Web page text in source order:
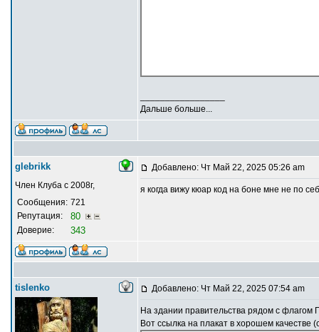
Дальше больше...
glebrikk
Член Клуба с 2008г,
Сообщения: 721
Репутация:
80
Доверие: 343
Добавлено: Чт Май 22, 2025 05:26 am
я когда вижу кюар код на боне мне не по
tislenko Добавлено: Чт Май 22, 2025 07:54 am
На здании правительства рядом с
Вот ссылка на плакат в хорошем